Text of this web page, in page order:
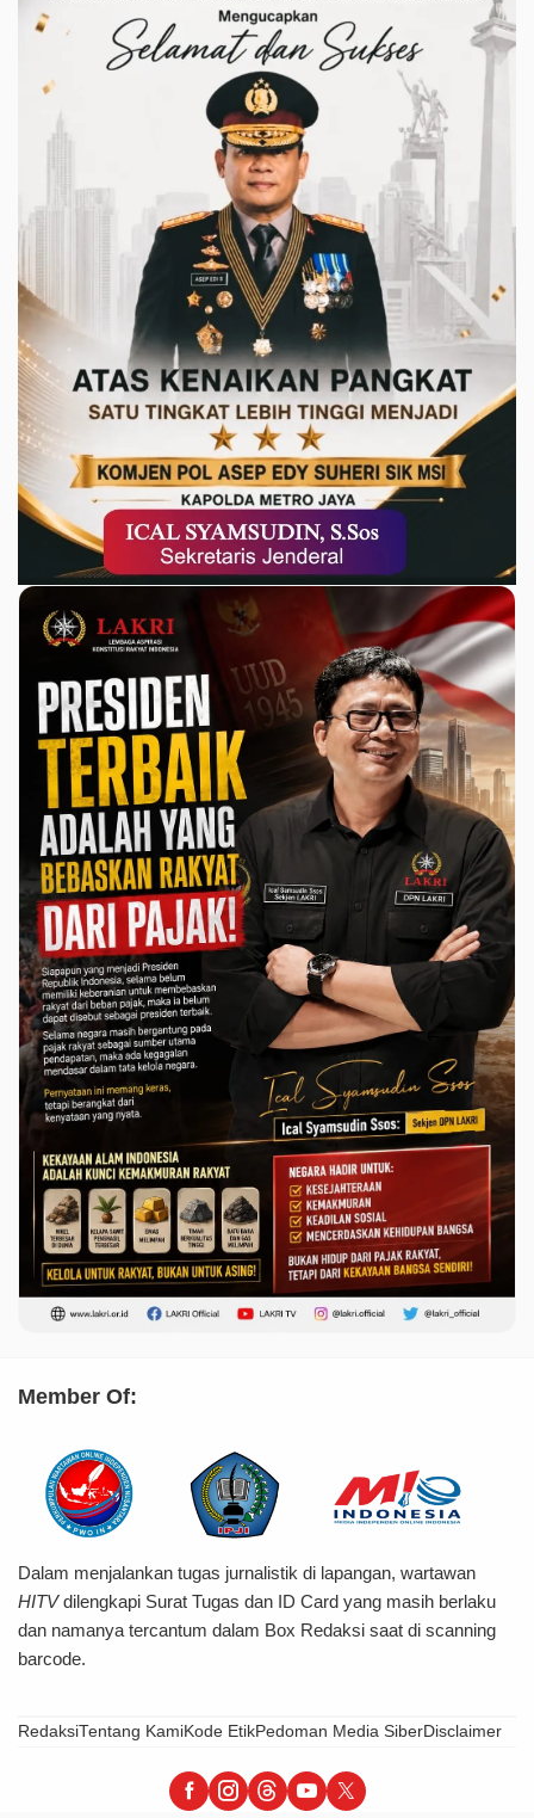
Member Of:
Dalam menjalankan tugas jurnalistik di lapangan, wartawan
HITVdilengkapi Surat Tugas dan ID Card yang masih berlaku
dan namanya tercantum dalam Box Redaksi saat di scanning
barcode.
RedaksiTentang KamiKode EtikPedoman Media SiberDisclaimer